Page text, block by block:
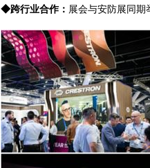
◆跨行业合作： 展会与安防展同